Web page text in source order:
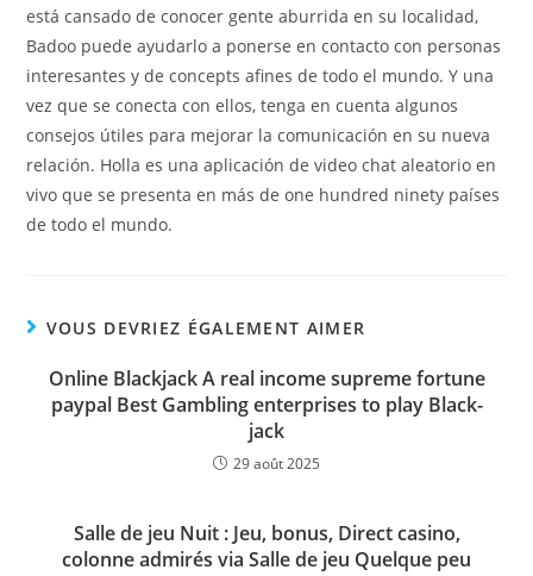
está cansado de conocer gente aburrida en su localidad,
Badoo puede ayudarlo a ponerse en contacto con personas
interesantes y de concepts afines de todo el mundo. Y una
vez que se conecta con ellos, tenga en cuenta algunos
consejos útiles para mejorar la comunicación en su nueva
relación. Holla es una aplicación de video chat aleatorio en
vivo que se presenta en más de one hundred ninety países
de todo el mundo.
VOUS DEVRIEZ ÉGALEMENT AIMER
Online Blackjack A real income supreme fortune
paypal Best Gambling enterprises to play Black-
jack
29 août 2025
Salle de jeu Nuit : Jeu, bonus, Direct casino,
colonne admirés via Salle de jeu Quelque peu